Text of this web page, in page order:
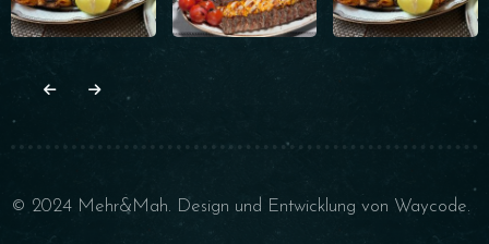
© 2024 Mehr&Mah. Design und Entwicklung von Waycode.